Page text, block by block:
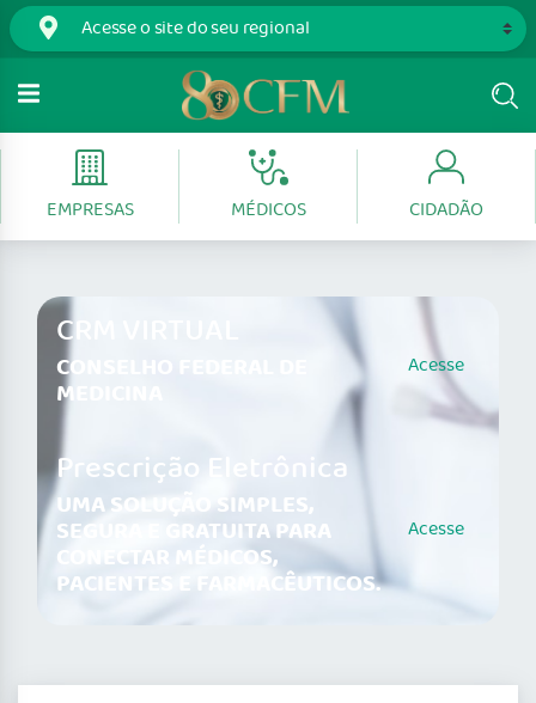
EMPRESAS MÉDICOS CIDADÃO
CRM VIRTUAL
CONSELHO FEDERAL DE
MEDICINA
Acesse
Prescrição Eletrônica
UMA SOLUÇÃO SIMPLES,
SEGURA E GRATUITA PARA
CONECTAR MÉDICOS,
PACIENTES E FARMACÊUTICOS.
Acesse